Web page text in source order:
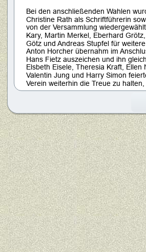
Bei den anschließenden Wahlen
Christine Rath als Schriftführerin
von der Versammlung
Kary, Martin Merkel, Eberhard
Götz und Andreas Stupfel für
Anton Horcher übernahm im
Hans Fietz auszeichen und ihn
Elsbeth Eisele, Theresia Kraft,
Valentin Jung und Harry Simon
Verein weiterhin die Treue zu